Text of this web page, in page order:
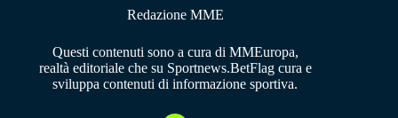
Redazione MME
Questi contenuti sono a cura di MMEuropa,
realtà editoriale che su Sportnews.BetFlag cura e
sviluppa contenuti di informazione sportiva.